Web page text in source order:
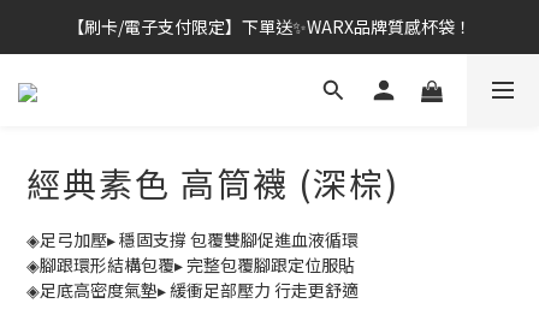
👔挺爸行動：全館襪款【最低$149起】✨立即下單！
【刷卡/電子支付限定】下單送✨WARX品牌質感杯袋！
👔挺爸行動：全館襪款【最低$149起】✨立即下單！
經典素色 高筒襪 (深棕)
◈足弓加壓▸ 穩固支撐 包覆雙腳促進血液循環
◈腳跟環形結構包覆▸ 完整包覆腳跟定位服貼
◈足底高密度氣墊▸ 緩衝足部壓力 行走更舒適